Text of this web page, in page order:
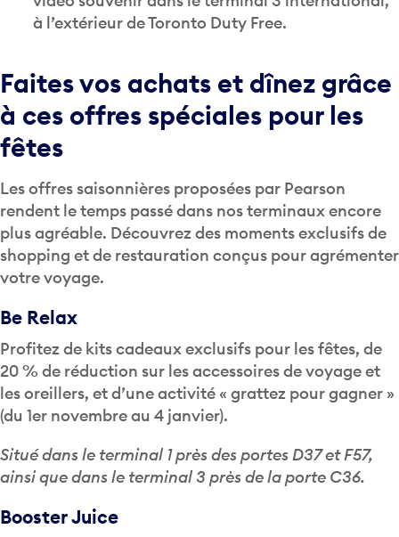
à l’extérieur de Toronto Duty Free.
Faites vos achats et dînez grâce
à ces offres spéciales pour les
fêtes
Les offres saisonnières proposées par Pearson
rendent le temps passé dans nos terminaux encore
plus agréable. Découvrez des moments exclusifs de
shopping et de restauration conçus pour agrémenter
votre voyage.
Be Relax
Profitez de kits cadeaux exclusifs pour les fêtes, de
20 % de réduction sur les accessoires de voyage et
les oreillers, et d’une activité « grattez pour gagner »
(du 1er novembre au 4 janvier).
Situé dans le terminal 1 près des portes D37 et F57,
ainsi que dans le terminal 3 près de la porte C36.
Booster Juice